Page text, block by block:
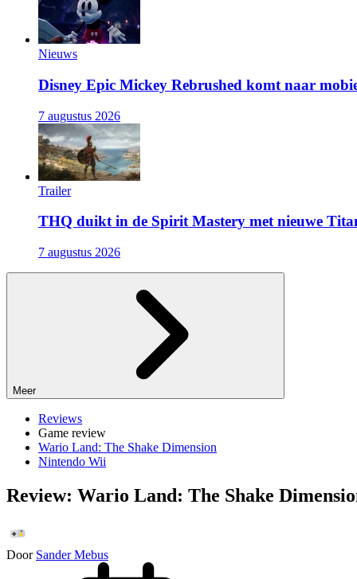
Nieuws
Disney Epic Mickey Rebrushed komt naar
7 augustus 2026
Trailer
THQ duikt in de Spirit Mastery met nieuwe
7 augustus 2026
Meer
Reviews
Game review
Wario Land: The Shake Dimension
Nintendo Wii
Review: Wario Land: The Shake
Door Sander Mebus